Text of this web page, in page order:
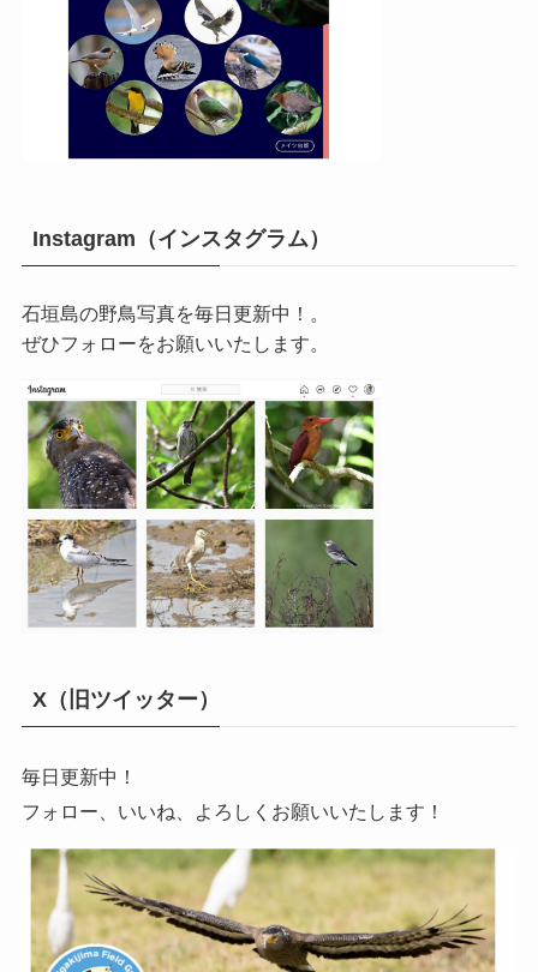
Instagram（インスタグラム）
石垣島の野鳥写真を毎日更新中！。
ぜひフォローをお願いいたします。
X（旧ツイッター）
毎日更新中！
フォロー、いいね、よろしくお願いいたします！